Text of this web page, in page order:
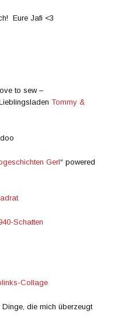
Eure Jafi <3
to sew –
Tommy &
Gerl“ powered
die mich überzeugt